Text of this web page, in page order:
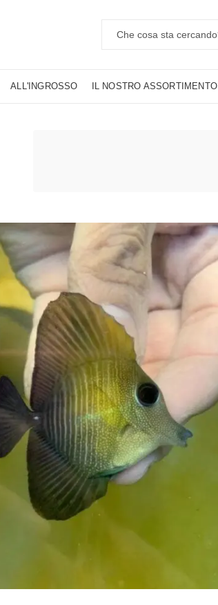
ALL'INGROSSO IL NOSTRO ASSORTIMENTO